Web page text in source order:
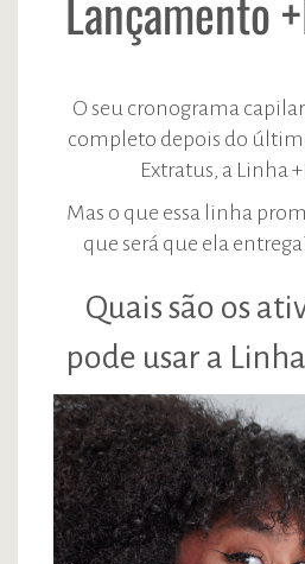
O seu cronograma
completo depois do
Extratus, a Linha
Mas o que essa linha
que será que ela
Quais são os
pode usar a